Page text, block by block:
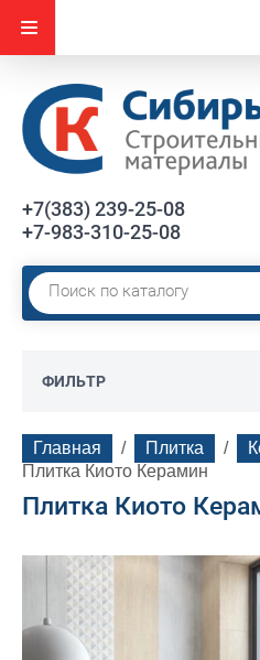
+7(383) 239-25-08
+7-983-310-25-08
ФИЛЬТР
Главная
  /
Плитка
  /
Плитка Киото Керамин
Плитка Киото